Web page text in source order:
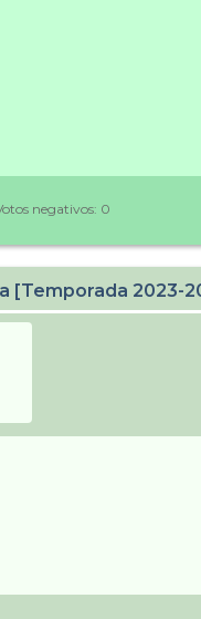
negativos: 0
[Temporada 2023-